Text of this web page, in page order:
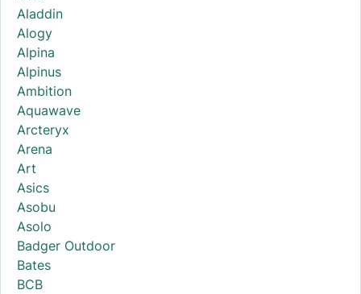
Aladdin
Alogy
Alpina
Alpinus
Ambition
Aquawave
Arcteryx
Arena
Art
Asics
Asobu
Asolo
Badger Outdoor
Bates
BCB